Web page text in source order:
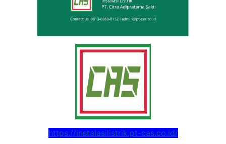
https://instalasilistrik.pt-cas.co.id/